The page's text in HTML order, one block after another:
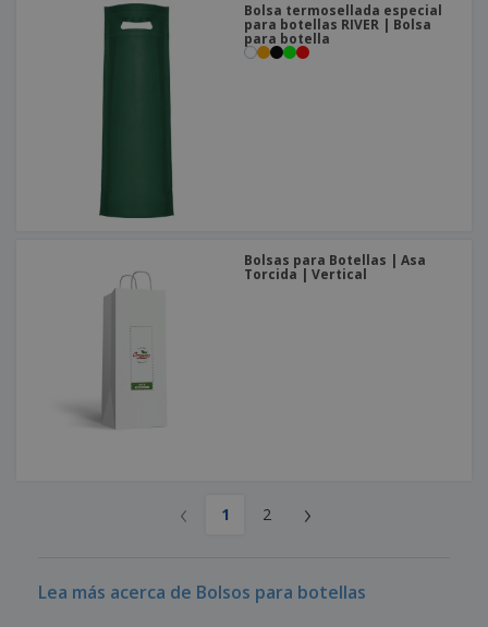
Bolsa termosellada especial
para botellas RIVER | Bolsa
para botella
Bolsas para Botellas | Asa
Torcida | Vertical
‹ 1 2 ›
Lea más acerca de Bolsos para botellas